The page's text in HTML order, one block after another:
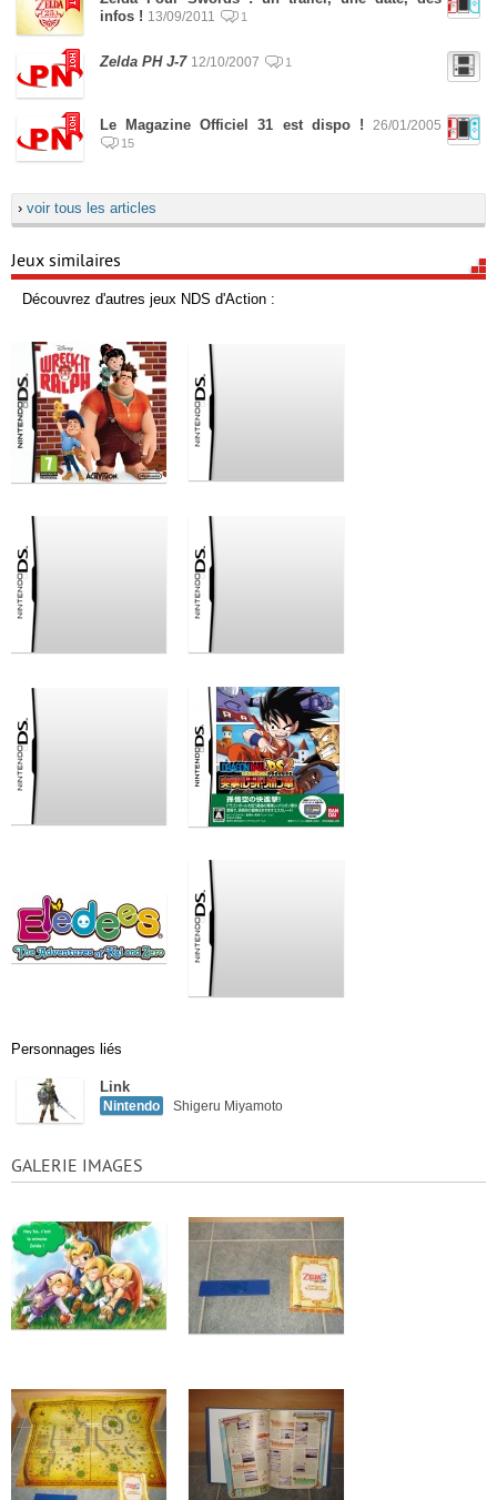
infos ! 13/09/2011 1
Zelda PH J-7 12/10/2007 1
Le Magazine Officiel 31 est dispo ! 26/01/2005
15
› voir tous les articles
Jeux similaires
Découvrez d'autres jeux NDS d'Action :
Personnages liés
Link
Nintendo Shigeru Miyamoto
GALERIE IMAGES